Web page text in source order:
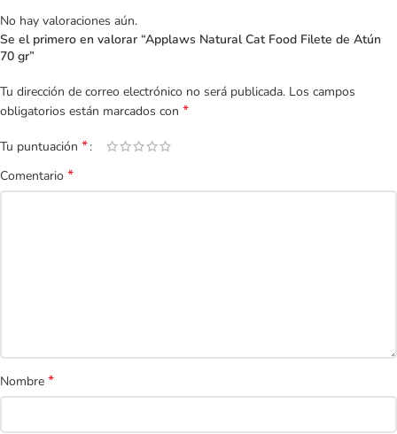
No hay valoraciones aún.
Se el primero en valorar “Applaws Natural Cat Food Filete de Atún
70 gr”
Tu dirección de correo electrónico no será publicada. Los campos
obligatorios están marcados con *
Tu puntuación *
Comentario *
Nombre *